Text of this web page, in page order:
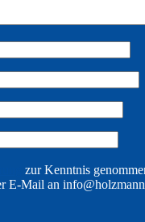
zur Kenntnis
E-Mail an